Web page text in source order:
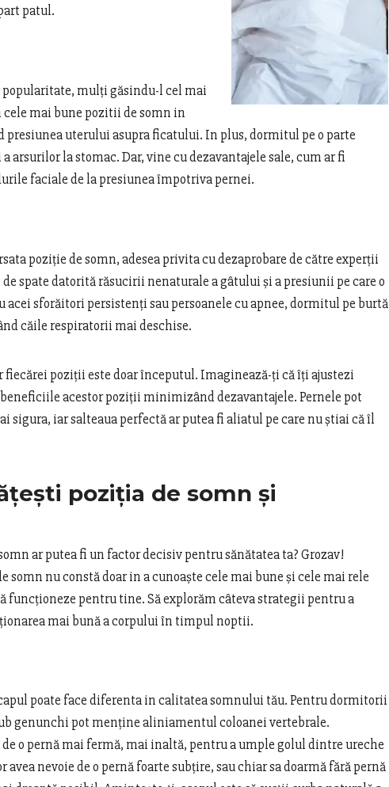
patul.
mulți găsindu-l cel mai
mai bune pozitii de somn in
uterului asupra ficatului. In plus, dormitul pe o parte
arsurilor la stomac. Dar, vine cu dezavantajele sale, cum ar fi
faciale de la presiunea împotriva pernei.
poziție de somn, adesea privita cu dezaprobare de către experții
spate datorită răsucirii nenaturale a gâtului și a presiunii pe care o
acei sforăitori persistenți sau persoanele cu apnee, dormitul pe burtă
căile respiratorii mai deschise.
poziții este doar începutul. Imaginează-ți că îți ajustezi
acestor poziții minimizând dezavantajele. Pernele pot
iar salteaua perfectă ar putea fi aliatul pe care nu știai că îl
poziția de somn și
ar putea fi un factor decisiv pentru sănătatea ta? Grozav!
nu constă doar in a cunoaște cele mai bune și cele mai rele
funcționeze pentru tine. Să explorăm câteva strategii pentru a
mai bună a corpului în timpul noptii.
poate face diferenta in calitatea somnului tău. Pentru dormitorii
genunchi pot menține aliniamentul coloanei vertebrale.
o pernă mai fermă, mai inaltă, pentru a umple golul dintre ureche
nevoie de o pernă foarte subțire, sau chiar sa doarmă fără pernă